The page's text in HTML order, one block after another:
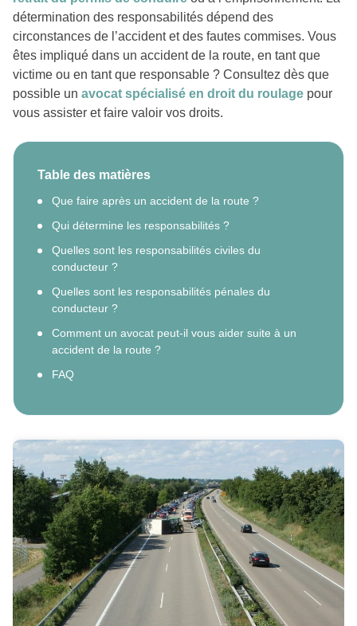
détermination des responsabilités dépend des
circonstances de l’accident et des fautes commises. Vous
êtes impliqué dans un accident de la route, en tant que
victime ou en tant que responsable ? Consultez dès que
possible un avocat spécialisé en droit du roulage pour
vous assister et faire valoir vos droits.
Table des matières
Que faire après un accident de la route ?
Qui détermine les responsabilités ?
Quelles sont les responsabilités civiles du
conducteur ?
Quelles sont les responsabilités pénales du
conducteur ?
Comment un avocat peut-il vous aider suite à un
accident de la route ?
FAQ